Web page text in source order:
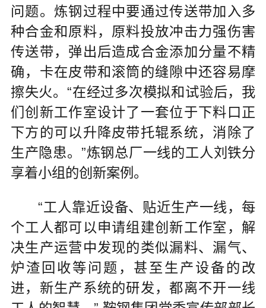
问题。炼钢过程中要通过传送带加入多
种合金和原料，原料投放冲击力强伤害
传送带，弹出后造成合金添加分量不精
确，卡在皮带和滚筒的缝隙中还容易摩
擦失火。“在经过多次模拟和试验后，我
们创新工作室设计了一套位于下料口正
下方的可以升降皮带托辊系统，消除了
生产隐患。”炼钢总厂一线的工人刘铁分
享着小组的创新案例。
“工人靠近设备、贴近生产一线，每
个工人都可以申请组建创新工作室，解
决生产运营中发现的类似漏料、漏气、
炉渣回收等问题，甚至生产设备的改
进，新生产系统的研发，都离不开一线